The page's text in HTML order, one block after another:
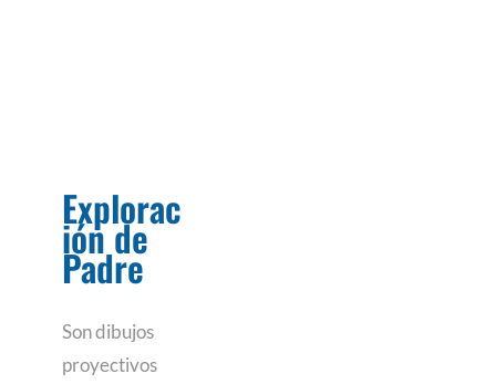
Explorac
ión de
Padre
Son dibujos
proyectivos